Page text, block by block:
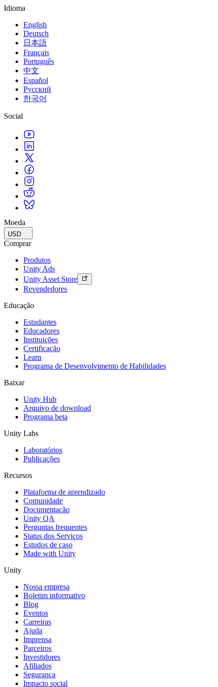
Idioma
English
Deutsch
日本語
Français
Português
中文
Español
Русский
한국어
Social
Moeda
USD
Comprar
Produtos
Unity Ads
Unity Asset Store
Revendedores
Educação
Estudantes
Educadores
Instituições
Certificação
Learn
Programa de Desenvolvimento de Habilidades
Baixar
Unity Hub
Arquivo de download
Programa beta
Unity Labs
Laboratórios
Publicações
Recursos
Plataforma de aprendizado
Comunidade
Documentação
Unity QA
Perguntas frequentes
Status dos Serviços
Estudos de caso
Made with Unity
Unity
Nossa empresa
Boletim informativo
Blog
Eventos
Carreiras
Ajuda
Imprensa
Parceiros
Investidores
Afiliados
Segurança
Impacto social